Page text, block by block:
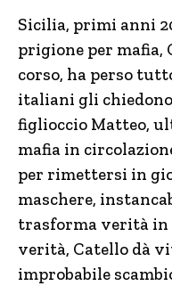
Sicilia, primi anni
prigione per mafia,
corso, ha perso
italiani gli
figlioccio Matteo,
mafia in
per rimettersi in
maschere,
trasforma verità in
verità, Catello dà
improbabile